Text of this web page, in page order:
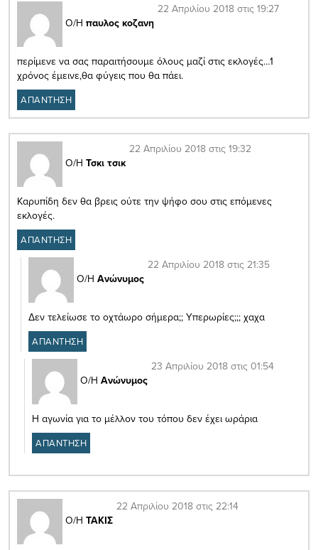
Ο/Η παυλος κοζανη
22 Απριλίου 2018 στις 19:27
περίμενε να σας παραιτήσουμε όλους μαζί στις εκλογές…1
χρόνος έμεινε,θα φύγεις που θα πάει.
ΑΠΑΝΤΗΣΗ
Ο/Η Τσκι τσικ
22 Απριλίου 2018 στις 19:32
Καρυπίδη δεν θα βρεις ούτε την ψήφο σου στις επόμενες
εκλογές.
ΑΠΑΝΤΗΣΗ
Ο/Η Ανώνυμος
22 Απριλίου 2018 στις 21:35
Δεν τελείωσε το οχτάωρο σήμερα;; Υπερωρίες;;; χαχα
ΑΠΑΝΤΗΣΗ
Ο/Η Ανώνυμος
23 Απριλίου 2018 στις 01:54
Η αγωνία για το μέλλον του τόπου δεν έχει ωράρια
ΑΠΑΝΤΗΣΗ
Ο/Η ΤΑΚΙΣ
22 Απριλίου 2018 στις 22:14